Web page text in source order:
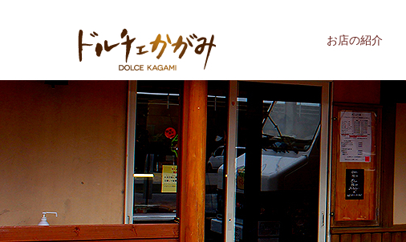
お店の紹介